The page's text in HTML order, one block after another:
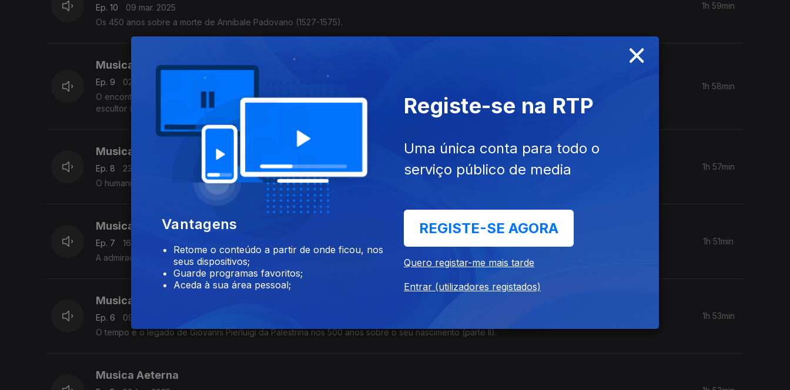
Ep. 10
09 mar. 2025
Os 450 anos sobre a morte de Annibale Padovano (1527-1575).
1h 59min
Musica Aeterna
Ep. 9
02 mar. 2025
O encontro entre Josquin Desprez e Miguel Ângelo por ocasião dos 550 anos do nascimento deste genial pintor e
escultor (parte I).
1h 58min
Musica Aeterna
Ep. 8
23 fev. 2025
O humanismo de Pico della Mirandola (1463-1494).
1h 57min
Musica Aeterna
Ep. 7
16 fev. 2025
A admiração mútua entre Arcangelo Corelli e Francesco Geminiani (parte I).
1h 51min
Musica Aeterna
Ep. 6
09 fev. 2025
O tempo e o legado de Giovanni Pierluigi da Palestrina nos 500 anos sobre o seu nascimento (parte II).
1h 53min
Musica Aeterna
×
Vantagens
Retome o conteúdo a partir de onde ficou, nos
seus dispositivos;
Guarde programas favoritos;
Aceda à sua área pessoal;
Registe-se na RTP
Uma única conta para todo o
serviço público de media
REGISTE-SE AGORA
Quero registar-me mais tarde
Entrar (utilizadores registados)